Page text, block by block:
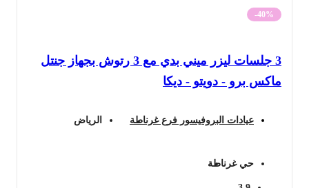
-40%
3 جلسات ليزر ميني بدي مع 3 رتوش بجهاز جنتل
ماكس برو - دويتو - ديكا
عيادات البروفيسور فرع غرناطة الرياض
حي غرناطة